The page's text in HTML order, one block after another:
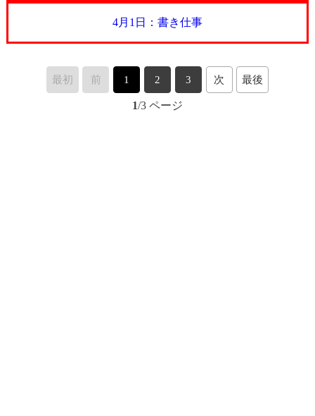
4月1日：書き仕事
最初 前 1 2 3 次 最後
1/3 ページ